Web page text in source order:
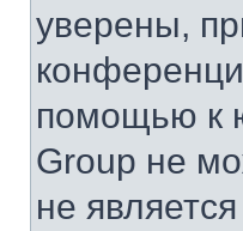
уверены,
помощью к
Group не
не